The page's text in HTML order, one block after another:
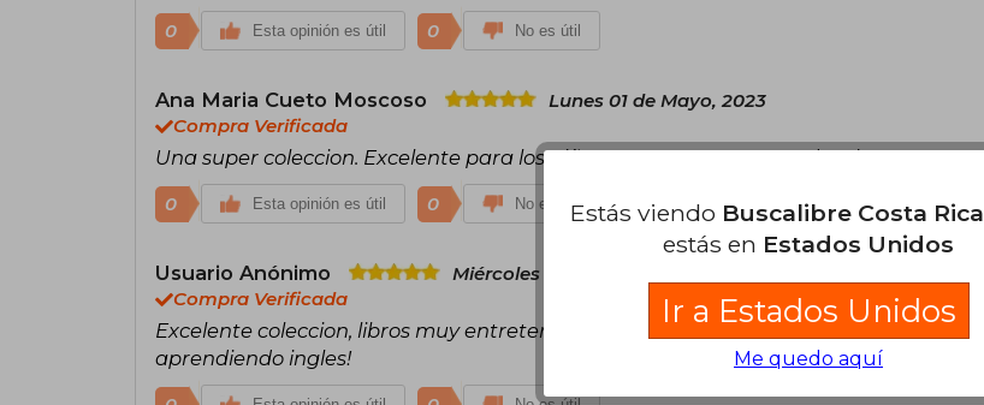
0 Esta opinión es útil 0 No es útil
Ana Maria Cueto Moscoso
Lunes 01 de Mayo, 2023
Compra Verificada
Una super coleccion. Excelente para los niños que estan empezando a leer
0 Esta opinión es útil 0 No es útil
Usuario Anónimo
Miércoles 28 de Mayo, 2025
Compra Verificada
Excelente coleccion, libros muy entretenidos y de facil lectura para niños que estan
aprendiendo ingles!
Estás viendo Buscalibre Costa Rica
estás en Estados Unidos
Ir a Estados Unidos
Me quedo aquí